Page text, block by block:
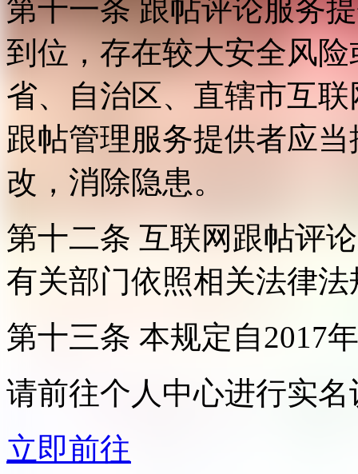
第十一条 跟帖评论服务
到位，存在较大安全风
省、自治区、直辖市互
跟帖管理服务提供者应
改，消除隐患。
第十二条 互联网跟帖评
有关部门依照相关法律
第十三条 本规定自2017
请前往个人中心进行实名
立即前往